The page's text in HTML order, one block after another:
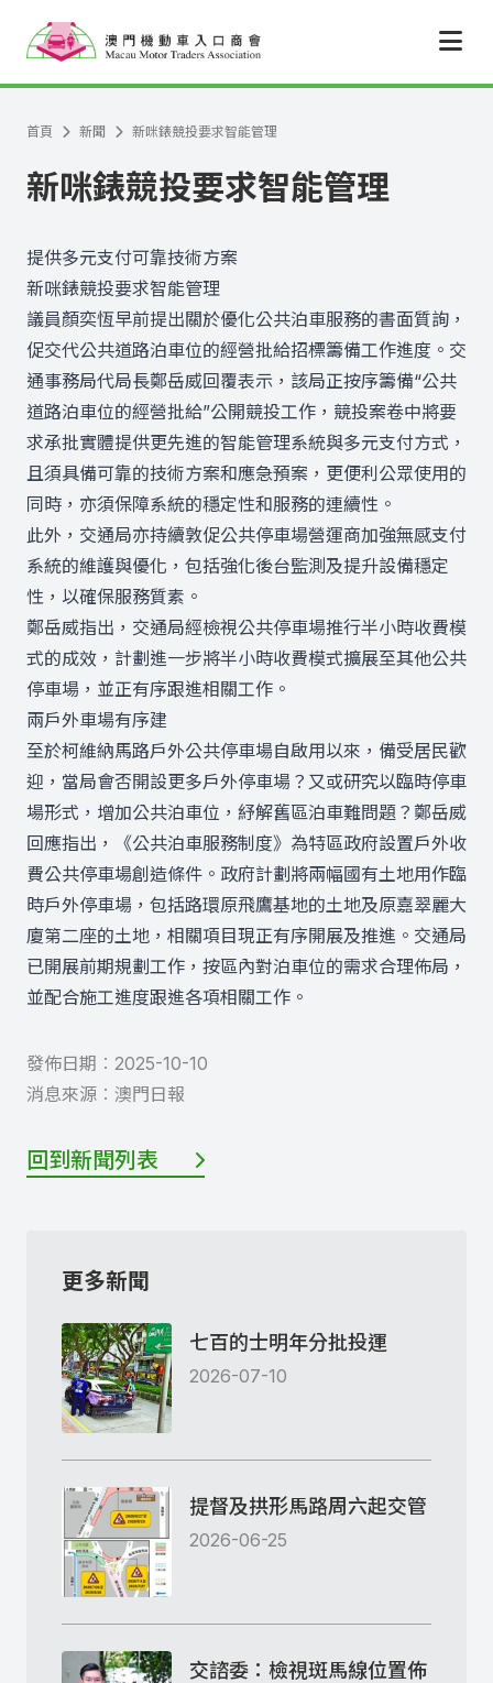
首頁 新聞 新咪錶競投要求智能管理
新咪錶競投要求智能管理
提供多元支付可靠技術方案
新咪錶競投要求智能管理
議員顏奕恆早前提出關於優化公共泊車服務的書面質詢，
促交代公共道路泊車位的經營批給招標籌備工作進度。交
通事務局代局長鄭岳威回覆表示，該局正按序籌備“公共
道路泊車位的經營批給”公開競投工作，競投案卷中將要
求承批實體提供更先進的智能管理系統與多元支付方式，
且須具備可靠的技術方案和應急預案，更便利公眾使用的
同時，亦須保障系統的穩定性和服務的連續性。
此外，交通局亦持續敦促公共停車場營運商加強無感支付
系統的維護與優化，包括強化後台監測及提升設備穩定
性，以確保服務質素。
鄭岳威指出，交通局經檢視公共停車場推行半小時收費模
式的成效，計劃進一步將半小時收費模式擴展至其他公共
停車場，並正有序跟進相關工作。
兩戶外車場有序建
至於柯維納馬路戶外公共停車場自啟用以來，備受居民歡
迎，當局會否開設更多戶外停車場？又或研究以臨時停車
場形式，增加公共泊車位，紓解舊區泊車難問題？鄭岳威
回應指出，《公共泊車服務制度》為特區政府設置戶外收
費公共停車場創造條件。政府計劃將兩幅國有土地用作臨
時戶外停車場，包括路環原飛鷹基地的土地及原嘉翠麗大
廈第二座的土地，相關項目現正有序開展及推進。交通局
已開展前期規劃工作，按區內對泊車位的需求合理佈局，
並配合施工進度跟進各項相關工作。
發佈日期︰ 2025-10-10
消息來源︰ 澳門日報
回到新聞列表
更多新聞
七百的士明年分批投運
2026-07-10
提督及拱形馬路周六起交管
2026-06-25
交諮委：檢視斑馬線位置佈